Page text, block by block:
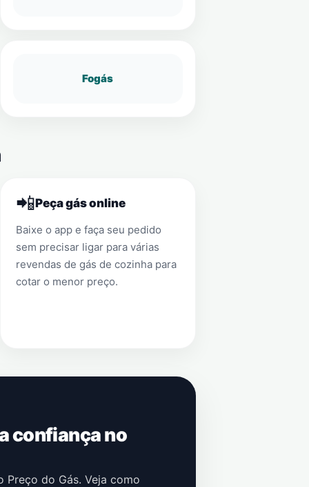
Fogás
📲Peça gás online
Baixe o app e faça seu pedido
sem precisar ligar para várias
revendas de gás de cozinha para
cotar o menor preço.
confiança no
do Gás. Veja como